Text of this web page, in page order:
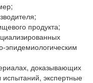
продукта;
эпидемиологическим
доказывающих
испытаний, экспертные